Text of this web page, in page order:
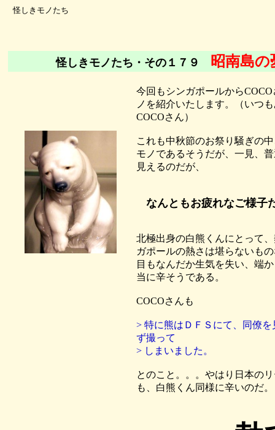
怪しきモノたち
怪しきモノたち・その１７９ 昭南島の
今回もシンガポールから
ノを紹介いたします。（いつ
COCOさん）
これも中秋節のお祭り騒ぎの
モノであるそうだが、一見、
見えるのだが、
なんともお疲れなご様子
北極出身の白熊くんにとって
ガポールの熱さは堪らないも
目もなんだか生気を失い、端
当に辛そうである。
COCOさんも
> 特に熊はＤＦＳにて、同僚
ず撮って
> しまいました。
とのこと。。。やはり日本の
も、白熊くん同様に辛いのだ。